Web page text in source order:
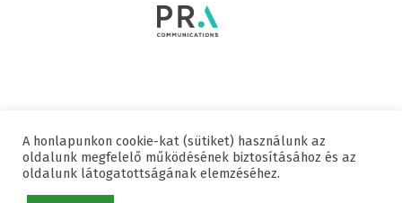
© 2020 SWISSCHAM | MINDEN JOG FENNTARTVA
Hasznos linkek
Adatvédelmi nyilatkozat
A honlapunkon cookie-kat (sütiket) használunk az
oldalunk megfelelő működésének biztosításához és az
oldalunk látogatottságának elemzéséhez.